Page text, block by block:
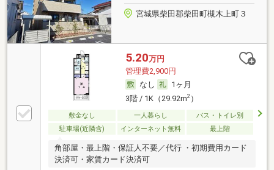
宮城県柴田郡柴田町槻木上町３
5.20万円
管理費2,900円
なし
1ヶ月
3階 / 1K（29.92m2）
敷金なし 一人暮らし
バス・トイレ別
駐車場(近隣含)
インターネット無料 最上階
角部屋・最上階・保証人不要／代行 ・初期費用カード
決済可・家賃カード決済可